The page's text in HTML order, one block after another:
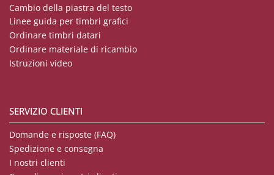
Cambio della piastra del testo
Linee guida per timbri grafici
Ordinare timbri datari
Ordinare materiale di ricambio
Istruzioni video
SERVIZIO CLIENTI
Domande e risposte (FAQ)
Spedizione e consegna
I nostri clienti